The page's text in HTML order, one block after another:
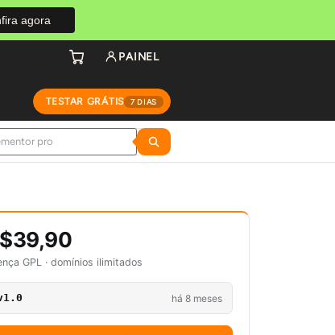
agora
TESTAR GRÁTIS 7 DIAS
PAINEL
GPL · domínios ilimitados
há 8 meses